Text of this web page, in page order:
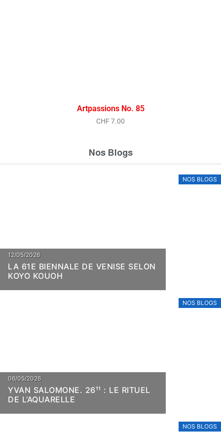
Artpassions No. 85
CHF7.00
Nos Blogs
NOS BLOGS
12/05/2026
LA 61E BIENNALE DE VENISE SELON
KOYO KOUOH
NOS BLOGS
06/05/2026
YVAN SALOMONE. 26¹¹ : LE RITUEL
DE L’AQUARELLE
NOS BLOGS